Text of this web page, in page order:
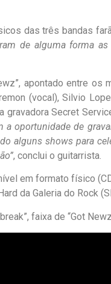
das três bandas
de alguma forma
apontado entre
(vocal), Silvio
gravadora Secret
a oportunidade de
alguns shows para
, conclui o guitarrista.
em formato físico
da Galeria do Rock
faixa de “Got